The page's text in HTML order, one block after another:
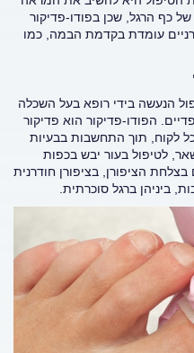
כף הרגל, שכן בפודו-פדיקור
עומדת בקדמת הבמה, כמו
הנעשה בידי רופא בעל השכלה
הפודו-פדיקור הוא פדיקור
לקוח, תוך התחשבות בבעיות
לטיפול בעור יבש בכפות
הציפורן, בציפורן חודרנית
ביניהן ברגל סוכרתית.